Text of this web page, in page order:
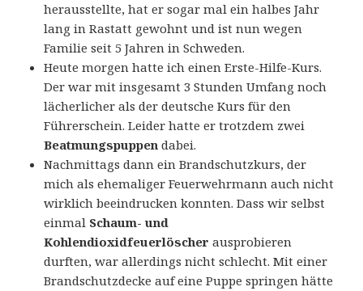
herausstellte, hat er sogar mal ein halbes Jahr
lang in Rastatt gewohnt und ist nun wegen
Familie seit 5 Jahren in Schweden.
Heute morgen hatte ich einen Erste-Hilfe-Kurs.
Der war mit insgesamt 3 Stunden Umfang noch
lächerlicher als der deutsche Kurs für den
Führerschein. Leider hatte er trotzdem zwei
Beatmungspuppen dabei.
Nachmittags dann ein Brandschutzkurs, der
mich als ehemaliger Feuerwehrmann auch nicht
wirklich beeindrucken konnten. Dass wir selbst
einmal Schaum- und
Kohlendioxidfeuerlöscher ausprobieren
durften, war allerdings nicht schlecht. Mit einer
Brandschutzdecke auf eine Puppe springen hätte